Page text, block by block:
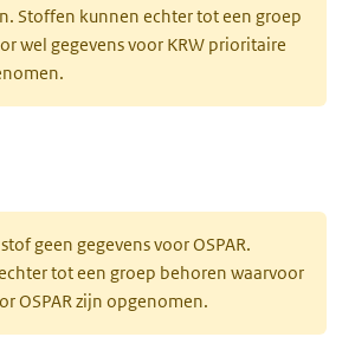
Stoffen kunnen echter tot een groep
wel gegevens voor KRW prioritaire
geen gegevens voor OSPAR.
tot een groep behoren waarvoor
OSPAR zijn opgenomen.